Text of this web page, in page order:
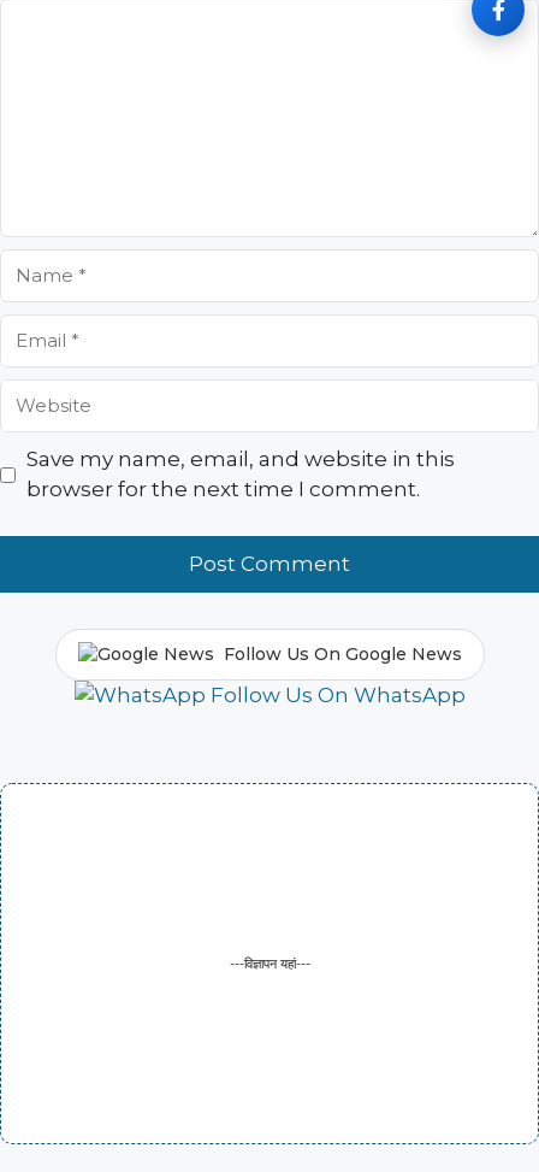
Name
Email
Website
Save my name, email, and website in this
browser for the next time I comment.
Follow Us On Google News
Follow Us On WhatsApp
---विज्ञापन यहां---